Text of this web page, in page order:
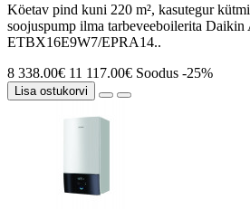
Köetav pind kuni 220 m², kasutegur
soojuspump ilma tarbeveeboilerita
ETBX16E9W7/EPRA14..
8 338.00€ 11 117.00€ Soodus -25%
Lisa ostukorvi